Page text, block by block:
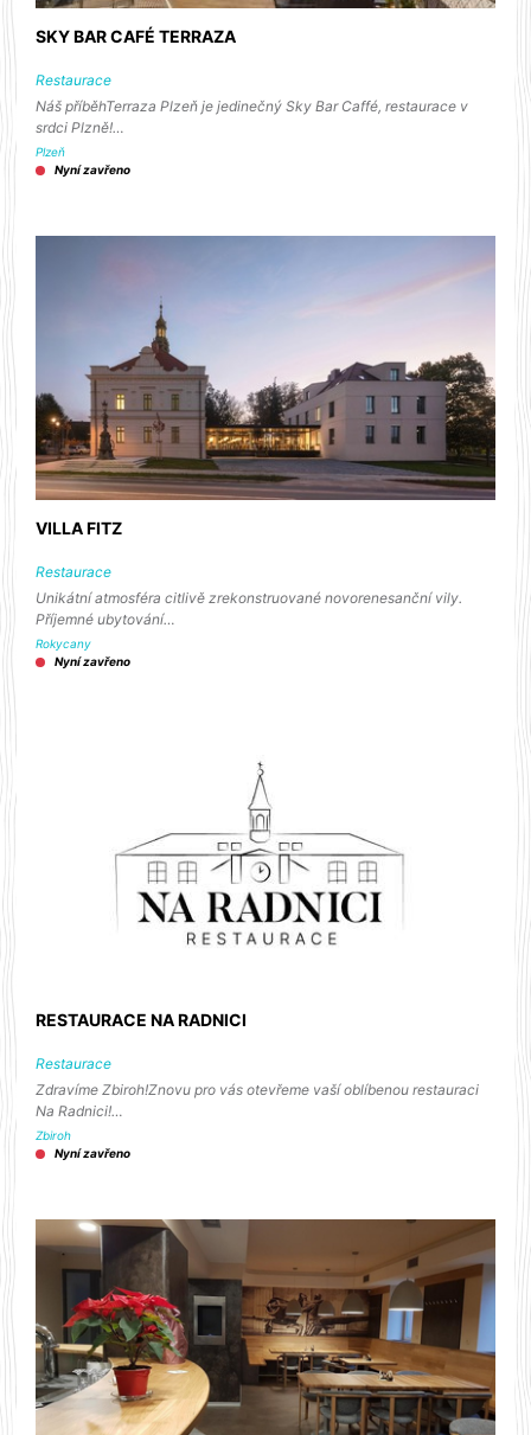
SKY BAR CAFÉ TERRAZA
Restaurace
Náš příběhTerraza Plzeň je jedinečný Sky Bar Caffé, restaurace v
srdci Plzně!…
Plzeň
Nyní zavřeno
VILLA FITZ
Restaurace
Unikátní atmosféra citlivě zrekonstruované novorenesanční vily.
Příjemné ubytování…
Rokycany
Nyní zavřeno
RESTAURACE NA RADNICI
Restaurace
Zdravíme Zbiroh!Znovu pro vás otevřeme vaší oblíbenou restauraci
Na Radnici!…
Zbiroh
Nyní zavřeno